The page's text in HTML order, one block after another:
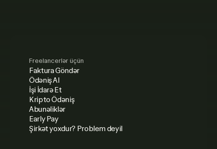
Freelancerlər üçün
Faktura Göndər
Ödəniş Al
İşi İdarə Et
Kripto Ödəniş
Abunəliklər
Early Pay
Şirkət yoxdur? Problem deyil